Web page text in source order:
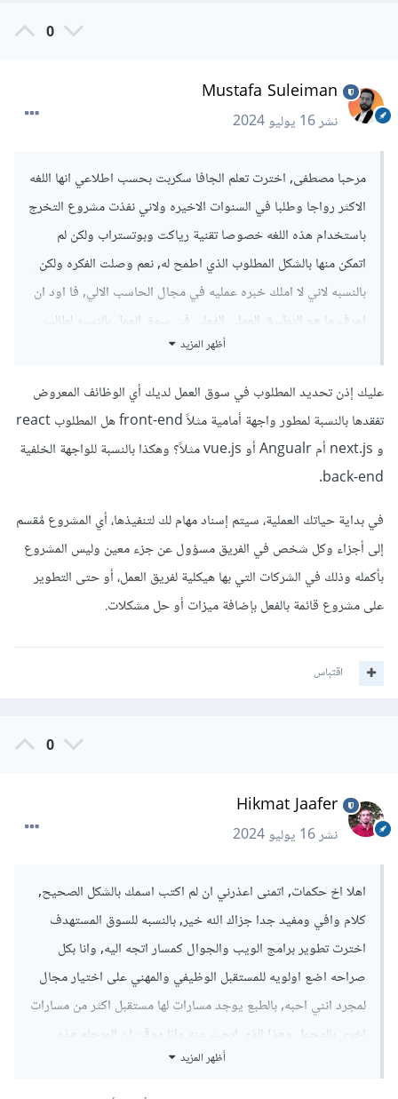
0
Mustafa Suleiman
نشر16 يوليو 2024
مرحبا مصطفى, اخترت تعلم الجافا سكربت بحسب اطلاعي انها اللغه
الاكثر رواجا وطلبا في السنوات الاخيره ولاني نفذت مشروع التخرج
باستخدام هذه اللغه خصوصا تقنية رياكت وبوتستراب ولكن لم
اتمكن منها بالشكل المطلوب الذي اطمح له, نعم وصلت الفكره ولكن
بالنسبه لاني لا املك خبره عمليه في مجال الحاسب الالي, فا اود ان
اعرف ما هو التطبيق العملي الفعلي في سوق العمل بالنسبه لطالب
الحاسب هل البرمجه تكون كعمل روتيني يومي وما هي المهام
الاخرى التي بشكل عام ينفذها متخصص الحاسب الالي مبتدا كان ام
متقدم, هل فقط يقوم بتطوير البرمجيات فقط في جميع اوقات
عمله, هذه هي النقطه العمياء لدي التي تسببلي بعض من الشتات,
وانا افضل العمل في شركه عن العمل الحر ولو اضطر الامر مني العمل
اهلا اخ حكمات, اتمنى اعذرني ان لم اكتب اسمك بالشكل الصحيح,
كلام وافي ومفيد جدا جزاك الله خير, بالنسبه للسوق المستهدف
اخترت تطوير برامج الويب والجوال كمسار اتجه اليه, وانا بكل
صراحه اضع اولويه للمستقبل الوظيفي والمهني على اختيار مجال
اخرى بالمجمل وهذا الذي ابحث عنه وانا موقن ان المرحله هذه
المجال هل مجال تطوير تطبيقات الويب له مستقبل بعيد, اي لن يقل
لذكرها تفيد في هذا المجال سوف اسعد بذلك .
أظهر المزيد
عليك إذن تحديد المطلوب في سوق العمل لديك أي الوظائف المعروض
تفقدها بالنسبة لمطور واجهة أمامية مثلاً front-end هل المطلوب react
و next.js أم Angualr أو vue.js مثلاً؟ وهكذا بالنسبة للواجهة الخلفية
back-end.
في بداية حياتك العملية، سيتم إسناد مهام لك لتنفيذها، أي المشروع مٌقسم
إلى أجزاء وكل شخص في الفريق مسؤول عن جزء معين وليس المشروع
بأكمله وذلك في الشركات التي بها هيكلية لفريق العمل، أو حتى التطوير
على مشروع قائمة بالفعل بإضافة ميزات أو حل مشكلات.
اقتباس
0
Hikmat Jaafer
نشر16 يوليو 2024
اهلا اخ حكمات, اتمنى اعذرني ان لم اكتب اسمك بالشكل الصحيح,
كلام وافي ومفيد جدا جزاك الله خير, بالنسبه للسوق المستهدف
اخترت تطوير برامج الويب والجوال كمسار اتجه اليه, وانا بكل
صراحه اضع اولويه للمستقبل الوظيفي والمهني على اختيار مجال
لمجرد انني احبه, بالطبع يوجد مسارات لها مستقبل اكثر من مسارات
اخرى بالمجمل وهذا الذي ابحث عنه وانا موقن ان المرحله هذه
صعبه وسيمر بها اي شخص Junior, بحسب خبرتكم في هذا
المجال هل مجال تطوير تطبيقات الويب له مستقبل بعيد, اي لن يقل
أظهر المزيد